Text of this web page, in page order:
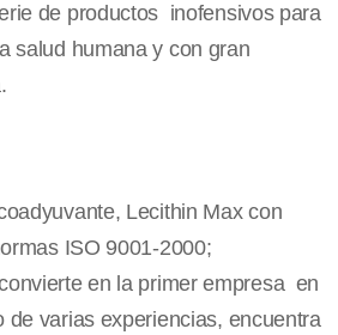
de productos inofensivos para
salud humana y con gran
Lecithin Max con
ISO 9001-2000;
en la primer empresa en
de varias experiencias, encuentra